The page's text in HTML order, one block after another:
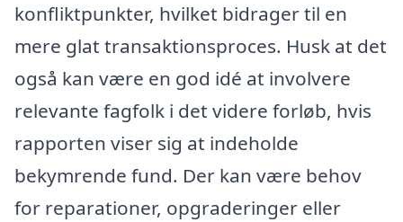
konfliktpunkter, hvilket bidrager til en
mere glat transaktionsproces. Husk at det
også kan være en god idé at involvere
relevante fagfolk i det videre forløb, hvis
rapporten viser sig at indeholde
bekymrende fund. Der kan være behov
for reparationer, opgraderinger eller